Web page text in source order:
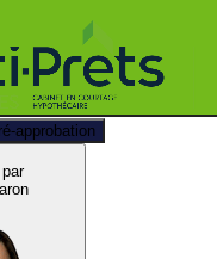
approbation